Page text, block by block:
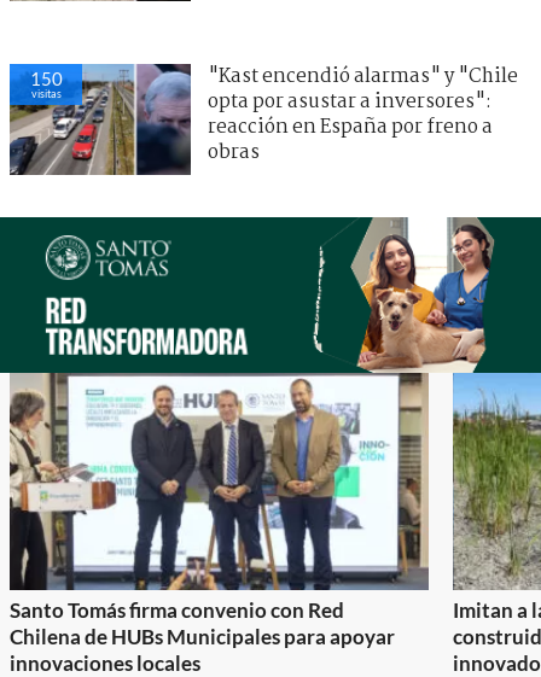
150
visitas
"Kast encendió alarmas" y "Chile
opta por asustar a inversores":
reacción en España por freno a
obras
Santo Tomás firma convenio con Red
Chilena de HUBs Municipales para apoyar
innovaciones locales
Imitan a